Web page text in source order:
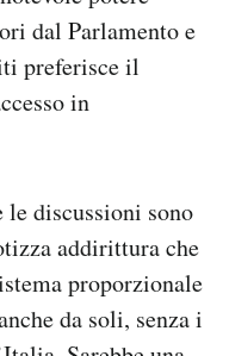
dal Parlamento e
preferisce il
in
discussioni sono
addirittura che
proporzionale
da soli, senza i